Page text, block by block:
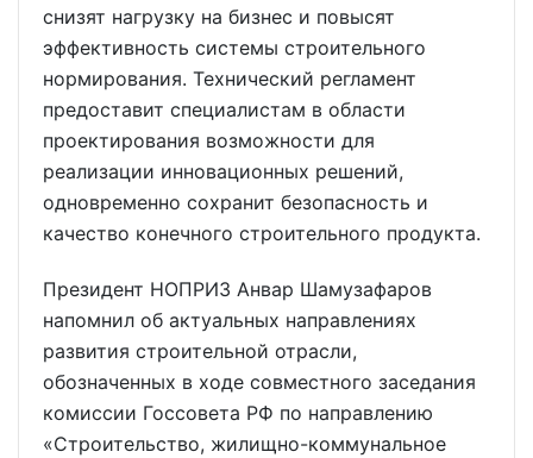
снизят нагрузку на бизнес и повысят
эффективность системы строительного
нормирования. Технический регламент
предоставит специалистам в области
проектирования возможности для
реализации инновационных решений,
одновременно сохранит безопасность и
качество конечного строительного продукта.
Президент НОПРИЗ Анвар Шамузафаров
напомнил об актуальных направлениях
развития строительной отрасли,
обозначенных в ходе совместного заседания
комиссии Госсовета РФ по направлению
«Строительство, жилищно-коммунальное